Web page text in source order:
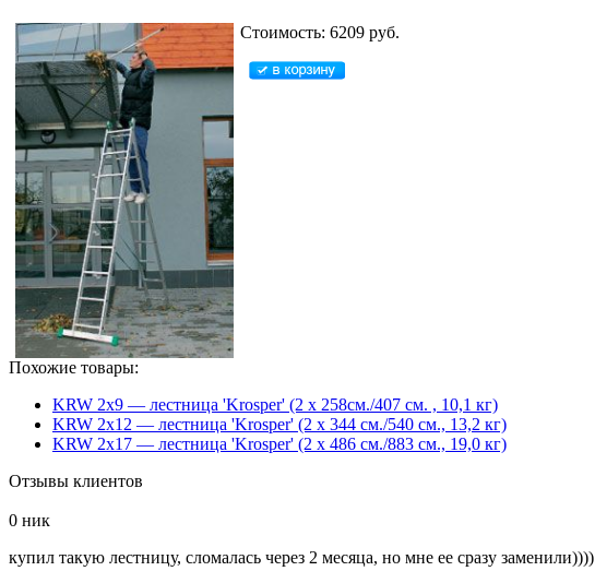
Стоимость: 6209 руб.
Похожие товары:
KRW 2x9 — лестница 'Krosper' (2 х 258см./407 см. , 10,1 кг)
KRW 2x12 — лестница 'Krosper' (2 х 344 см./540 см., 13,2 кг)
KRW 2x17 — лестница 'Krosper' (2 х 486 см./883 см., 19,0 кг)
Отзывы клиентов
0 ник
купил такую лестницу, сломалась через 2 месяца, но мне ее сразу заменили))))